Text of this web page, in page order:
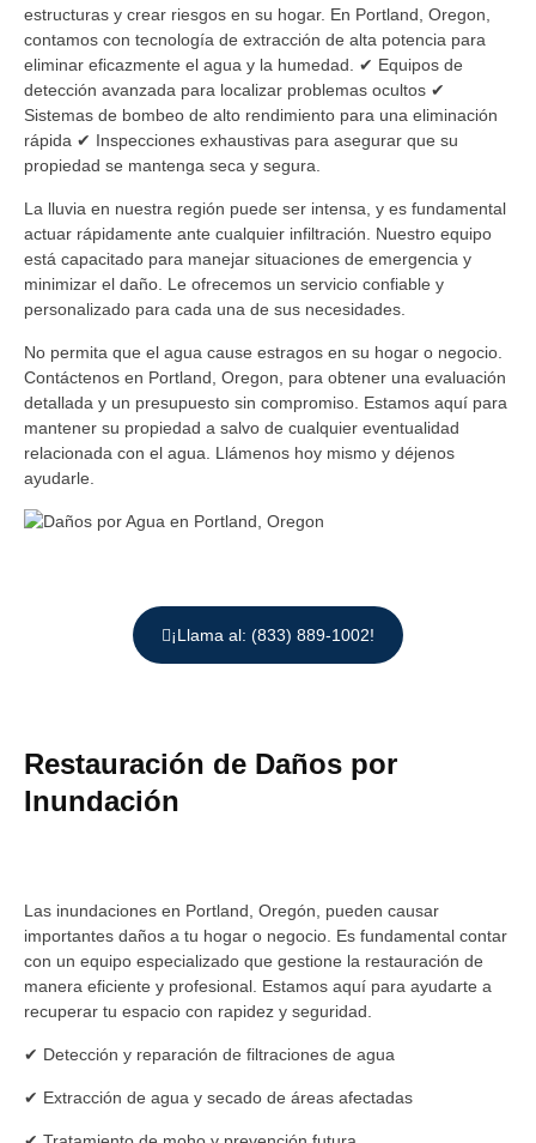
estructuras y crear riesgos en su hogar. En Portland, Oregon,
contamos con tecnología de extracción de alta potencia para
eliminar eficazmente el agua y la humedad. ✔ Equipos de
detección avanzada para localizar problemas ocultos ✔
Sistemas de bombeo de alto rendimiento para una eliminación
rápida ✔ Inspecciones exhaustivas para asegurar que su
propiedad se mantenga seca y segura.
La lluvia en nuestra región puede ser intensa, y es fundamental
actuar rápidamente ante cualquier infiltración. Nuestro equipo
está capacitado para manejar situaciones de emergencia y
minimizar el daño. Le ofrecemos un servicio confiable y
personalizado para cada una de sus necesidades.
No permita que el agua cause estragos en su hogar o negocio.
Contáctenos en Portland, Oregon, para obtener una evaluación
detallada y un presupuesto sin compromiso. Estamos aquí para
mantener su propiedad a salvo de cualquier eventualidad
relacionada con el agua. Llámenos hoy mismo y déjenos
ayudarle.
¡Llama al: (833) 889-1002!
Restauración de Daños por
Inundación
Las inundaciones en Portland, Oregón, pueden causar
importantes daños a tu hogar o negocio. Es fundamental contar
con un equipo especializado que gestione la restauración de
manera eficiente y profesional. Estamos aquí para ayudarte a
recuperar tu espacio con rapidez y seguridad.
✔ Detección y reparación de filtraciones de agua
✔ Extracción de agua y secado de áreas afectadas